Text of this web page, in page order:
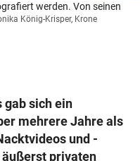
werden. Von seinen
König-Krisper, Krone
sich ein
mehrere Jahre als
und -
äußerst privaten